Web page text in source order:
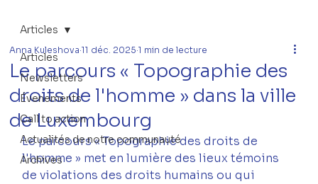
Articles
Newsletters
Évenements
Call to action
Actualités de notre communauté
Archives
Articles
Le parcours « Topographie des
droits de l'homme » dans la ville
de Luxembourg
Anna Kuleshova 11 déc. 2025 1 min de lecture
Le parcours « Topographie des droits de
l'homme » met en lumière des lieux témoins
de violations des droits humains ou qui